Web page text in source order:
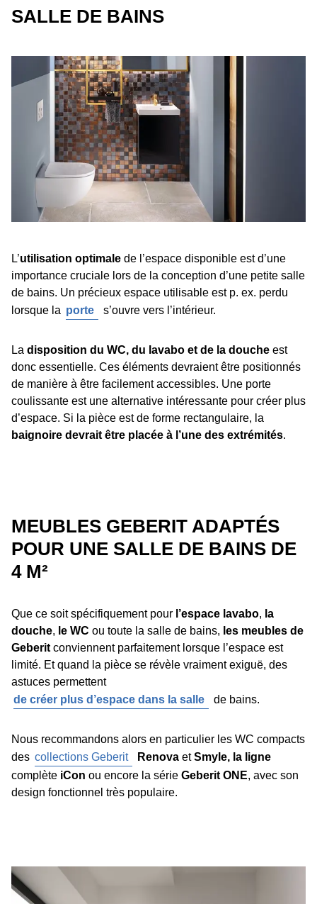
SALLE DE BAINS
L’utilisation optimale de l’espace disponible est d’une
importance cruciale lors de la conception d’une petite salle
de bains. Un précieux espace utilisable est p. ex. perdu
lorsque la porte s’ouvre vers l’intérieur.
La disposition du WC, du lavabo et de la douche est
donc essentielle. Ces éléments devraient être positionnés
de manière à être facilement accessibles. Une porte
coulissante est une alternative intéressante pour créer plus
d’espace. Si la pièce est de forme rectangulaire, la
baignoire devrait être placée à l’une des extrémités.
MEUBLES GEBERIT ADAPTÉS
POUR UNE SALLE DE BAINS DE
4 M²
Que ce soit spécifiquement pour l’espace lavabo, la
douche, le WC ou toute la salle de bains, les meubles de
Geberit conviennent parfaitement lorsque l’espace est
limité. Et quand la pièce se révèle vraiment exiguë, des
astuces permettent
de créer plus d’espace dans la salle
de bains.
Nous recommandons alors en particulier les WC compacts
des collections Geberit Renova etSmyle, la ligne
complète iCon ou encore la série Geberit ONE, avec son
design fonctionnel très populaire.